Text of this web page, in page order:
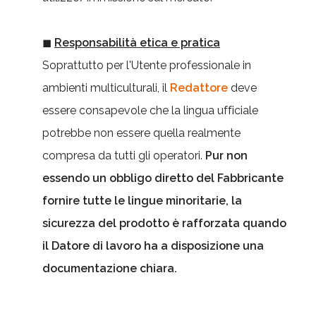
◼ Responsabilità etica e pratica
Soprattutto per l'Utente professionale in
ambienti multiculturali, il Redattore deve
essere consapevole che la lingua ufficiale
potrebbe non essere quella realmente
compresa da tutti gli operatori. Pur non
essendo un obbligo diretto del Fabbricante
fornire tutte le lingue minoritarie, la
sicurezza del prodotto è rafforzata quando
il Datore di lavoro ha a disposizione una
documentazione chiara.